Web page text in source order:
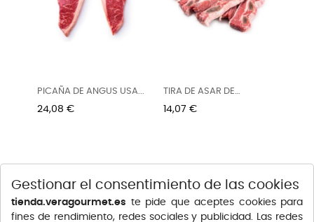
PICAÑA DE ANGUS USA...
Precio
24,08 €
TIRA DE ASAR DE
TERNERA...
Precio
14,07 €
Gestionar el consentimiento de las cookies
tienda.veragourmet.es te pide que aceptes cookies para
fines de rendimiento, redes sociales y publicidad. Las redes